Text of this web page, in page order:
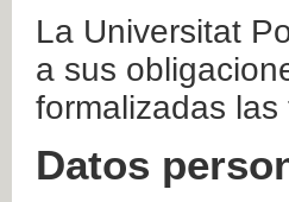
La Universitat
a sus
formalizadas
Datos